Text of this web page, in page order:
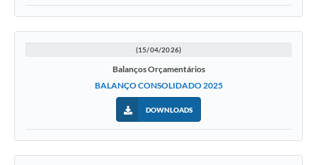
(15/04/2026)
Balanços Orçamentários
BALANÇO CONSOLIDADO 2025
DOWNLOADS